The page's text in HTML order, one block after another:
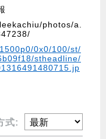
photos/a.
0x0/100/st/
stheadline/
式: